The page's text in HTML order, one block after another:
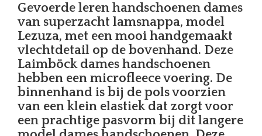
Gevoerde leren handschoenen dames
van superzacht lamsnappa, model
Lezuza, met een mooi handgemaakt
vlechtdetail op de bovenhand. Deze
Laimböck dames handschoenen
hebben een microfleece voering. De
binnenhand is bij de pols voorzien
van een klein elastiek dat zorgt voor
een prachtige pasvorm bij dit langere